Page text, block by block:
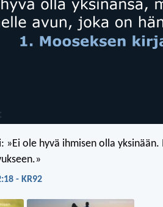
»Ei ole hyvä ihmisen olla
- KR92